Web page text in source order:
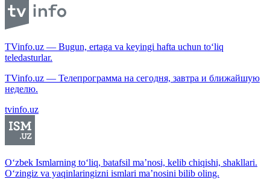
TVinfo.uz — Bugun, ertaga va keyingi hafta uchun to‘liq
teledasturlar.
TVinfo.uz — Телепрограмма на сегодня, завтра и ближайшую
неделю.
tvinfo.uz
O‘zbek Ismlarning to‘liq, batafsil ma’nosi, kelib chiqishi, shakllari.
O‘zingiz va yaqinlaringizni ismlari ma’nosini bilib oling.